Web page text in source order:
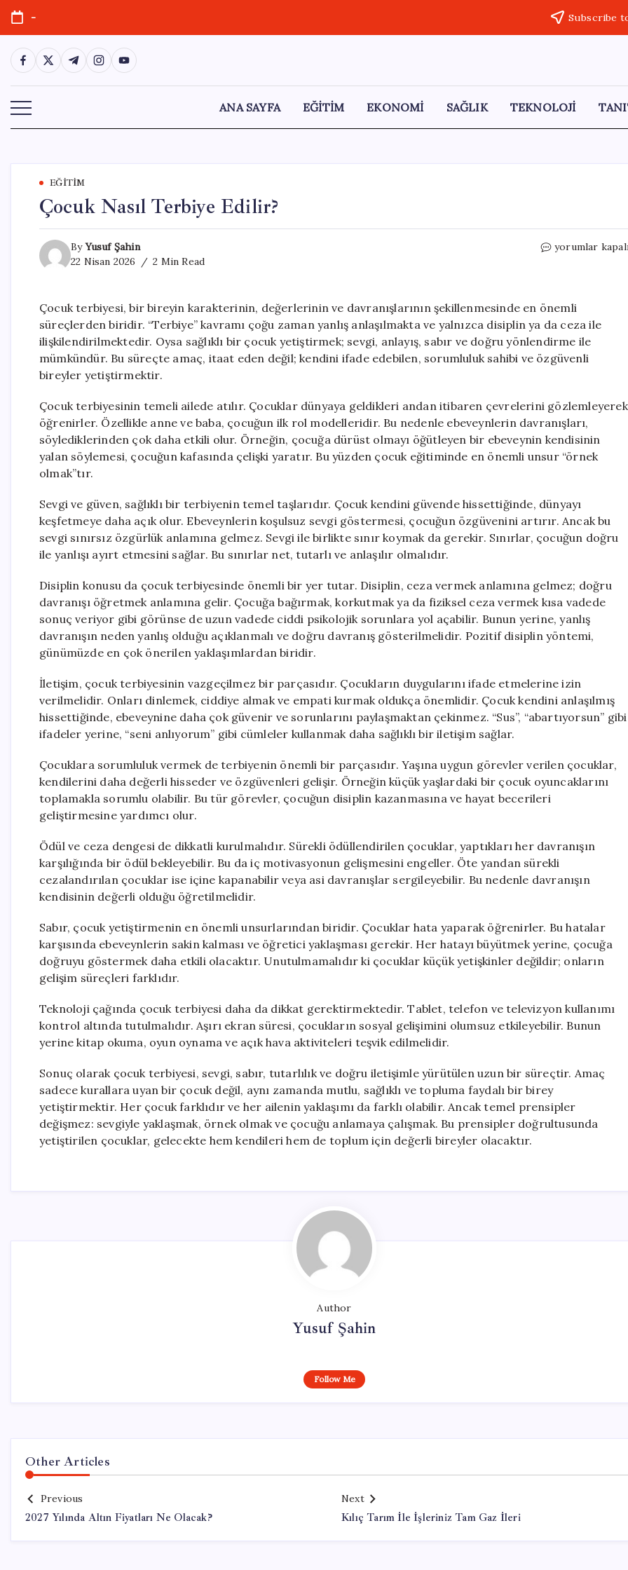
Skip
content
- Subscribe
https://www.facebook.com/
https://twitter.com/
https://t.me/
https://www.instagram.com/
https://youtube.com/
ANA SAYFA EĞİTİM EKONOMİ SAĞLIK TEKNOLOJİ
EĞITIM
Çocuk Nasıl Terbiye Edilir?
ByYusuf Şahin
22 Nisan 2026
2 Min Read
Çocuk
için
yorumlar
Çocuk terbiyesi, bir bireyin karakterinin, değerlerinin ve davranışlarının şekillenmesinde en önemli
süreçlerden biridir. “Terbiye” kavramı çoğu zaman yanlış anlaşılmakta ve yalnızca disiplin ya da ceza ile
ilişkilendirilmektedir. Oysa sağlıklı bir çocuk yetiştirmek; sevgi, anlayış, sabır ve doğru yönlendirme ile
mümkündür. Bu süreçte amaç, itaat eden değil; kendini ifade edebilen, sorumluluk sahibi ve özgüvenli
bireyler yetiştirmektir.
Çocuk terbiyesinin temeli ailede atılır. Çocuklar dünyaya geldikleri andan itibaren çevrelerini gözlemleyerek
öğrenirler. Özellikle anne ve baba, çocuğun ilk rol modelleridir. Bu nedenle ebeveynlerin davranışları,
söylediklerinden çok daha etkili olur. Örneğin, çocuğa dürüst olmayı öğütleyen bir ebeveynin kendisinin
yalan söylemesi, çocuğun kafasında çelişki yaratır. Bu yüzden çocuk eğitiminde en önemli unsur “örnek
olmak”tır.
Sevgi ve güven, sağlıklı bir terbiyenin temel taşlarıdır. Çocuk kendini güvende hissettiğinde, dünyayı
keşfetmeye daha açık olur. Ebeveynlerin koşulsuz sevgi göstermesi, çocuğun özgüvenini artırır. Ancak bu
sevgi sınırsız özgürlük anlamına gelmez. Sevgi ile birlikte sınır koymak da gerekir. Sınırlar, çocuğun doğru
ile yanlışı ayırt etmesini sağlar. Bu sınırlar net, tutarlı ve anlaşılır olmalıdır.
Disiplin konusu da çocuk terbiyesinde önemli bir yer tutar. Disiplin, ceza vermek anlamına gelmez; doğru
davranışı öğretmek anlamına gelir. Çocuğa bağırmak, korkutmak ya da fiziksel ceza vermek kısa vadede
sonuç veriyor gibi görünse de uzun vadede ciddi psikolojik sorunlara yol açabilir. Bunun yerine, yanlış
davranışın neden yanlış olduğu açıklanmalı ve doğru davranış gösterilmelidir. Pozitif disiplin yöntemi,
günümüzde en çok önerilen yaklaşımlardan biridir.
İletişim, çocuk terbiyesinin vazgeçilmez bir parçasıdır. Çocukların duygularını ifade etmelerine izin
verilmelidir. Onları dinlemek, ciddiye almak ve empati kurmak oldukça önemlidir. Çocuk kendini anlaşılmış
hissettiğinde, ebeveynine daha çok güvenir ve sorunlarını paylaşmaktan çekinmez. “Sus”, “abartıyorsun” gibi
ifadeler yerine, “seni anlıyorum” gibi cümleler kullanmak daha sağlıklı bir iletişim sağlar.
Çocuklara sorumluluk vermek de terbiyenin önemli bir parçasıdır. Yaşına uygun görevler verilen çocuklar,
kendilerini daha değerli hisseder ve özgüvenleri gelişir. Örneğin küçük yaşlardaki bir çocuk oyuncaklarını
toplamakla sorumlu olabilir. Bu tür görevler, çocuğun disiplin kazanmasına ve hayat becerileri
geliştirmesine yardımcı olur.
Ödül ve ceza dengesi de dikkatli kurulmalıdır. Sürekli ödüllendirilen çocuklar, yaptıkları her davranışın
karşılığında bir ödül bekleyebilir. Bu da iç motivasyonun gelişmesini engeller. Öte yandan sürekli
cezalandırılan çocuklar ise içine kapanabilir veya asi davranışlar sergileyebilir. Bu nedenle davranışın
kendisinin değerli olduğu öğretilmelidir.
Sabır, çocuk yetiştirmenin en önemli unsurlarından biridir. Çocuklar hata yaparak öğrenirler. Bu hatalar
karşısında ebeveynlerin sakin kalması ve öğretici yaklaşması gerekir. Her hatayı büyütmek yerine, çocuğa
doğruyu göstermek daha etkili olacaktır. Unutulmamalıdır ki çocuklar küçük yetişkinler değildir; onların
gelişim süreçleri farklıdır.
Teknoloji çağında çocuk terbiyesi daha da dikkat gerektirmektedir. Tablet, telefon ve televizyon kullanımı
kontrol altında tutulmalıdır. Aşırı ekran süresi, çocukların sosyal gelişimini olumsuz etkileyebilir. Bunun
yerine kitap okuma, oyun oynama ve açık hava aktiviteleri teşvik edilmelidir.
Sonuç olarak çocuk terbiyesi, sevgi, sabır, tutarlılık ve doğru iletişimle yürütülen uzun bir süreçtir. Amaç
sadece kurallara uyan bir çocuk değil, aynı zamanda mutlu, sağlıklı ve topluma faydalı bir birey
yetiştirmektir. Her çocuk farklıdır ve her ailenin yaklaşımı da farklı olabilir. Ancak temel prensipler
değişmez: sevgiyle yaklaşmak, örnek olmak ve çocuğu anlamaya çalışmak. Bu prensipler doğrultusunda
yetiştirilen çocuklar, gelecekte hem kendileri hem de toplum için değerli bireyler olacaktır.
Author
Yusuf Şahin
Follow Me
Other Articles
Previous
2027 Yılında Altın Fiyatları Ne Olacak?
Next
Kılıç Tarım İle İşleriniz Tam Gaz İleri